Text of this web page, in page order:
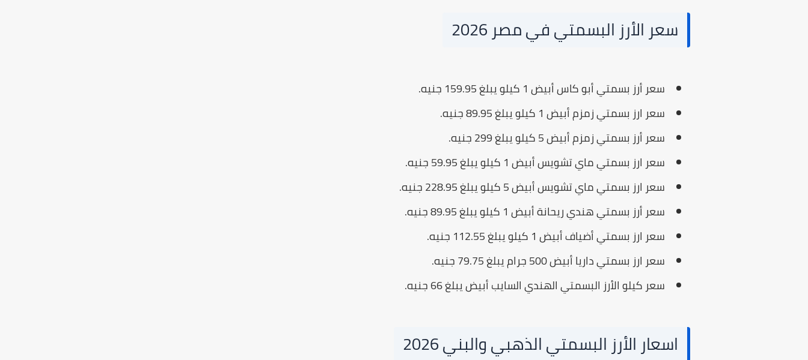
سعر الأرز البسمتي في مصر 2026
سعر أرز بسمتي أبو كاس أبيض 1 كيلو يبلغ 159.95 جنيه.
سعر ارز بسمتي زمزم أبيض 1 كيلو يبلغ 89.95 جنيه.
سعر أرز بسمتي زمزم أبيض 5 كيلو يبلغ 299 جنيه.
سعر ارز بسمتي ماي تشويس أبيض 1 كيلو يبلغ 59.95 جنيه.
سعر ارز بسمتي ماي تشويس أبيض 5 كيلو يبلغ 228.95 جنيه.
سعر أرز بسمتي هندي ريحانة أبيض 1 كيلو يبلغ 89.95 جنيه.
سعر ارز بسمتي أضياف أبيض 1 كيلو يبلغ 112.55 جنيه.
سعر ارز بسمتي داريا أبيض 500 جرام يبلغ 79.75 جنيه.
سعر كيلو الأرز البسمتي الهندي السايب أبيض يبلغ 66 جنيه.
اسعار الأرز البسمتي الذهبي والبني 2026